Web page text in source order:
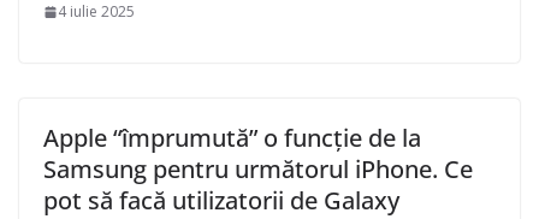
4 iulie 2025
Apple “împrumută” o funcție de la
Samsung pentru următorul iPhone. Ce
pot să facă utilizatorii de Galaxy